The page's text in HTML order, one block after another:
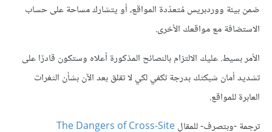
ضمن بيئة ووردبريس مُتعدّدة المواقع، أو يتشارك مساحة على حساب
الاستضافة مع مواقعك الأخرى.
الأمر بسيط. عليك الالتزام بالنصائح المذكورة أعلاه وستكون قادرًا على
تشديد أمان شبكتك بدرجة تكفي لكي لا تقلق بعد الآن بشأن الثغرات
العابرة للمواقع.
ترجمة -وبتصرف- للمقالThe Dangers of Cross-Site